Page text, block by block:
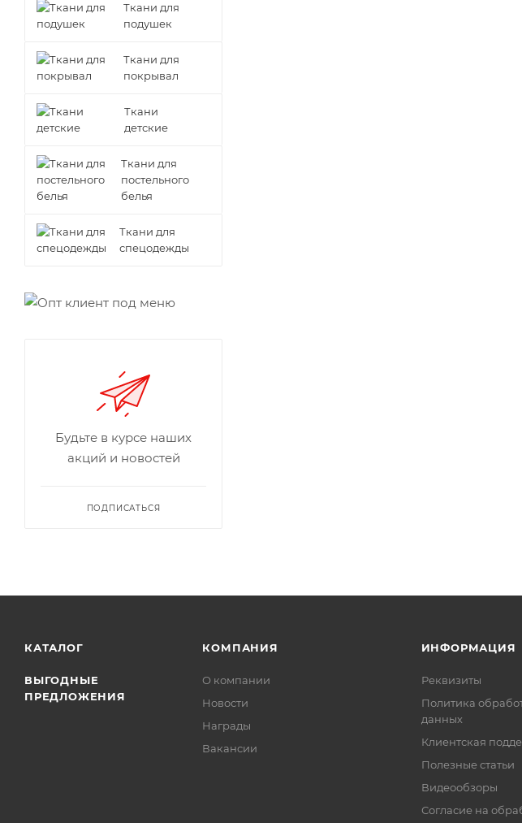
Ткани для
подушек
Ткани для
покрывал
Ткани
детские
Ткани для
постельного
белья
Ткани для
спецодежды
Будьте в курсе наших
акций и новостей
ПОДПИСАТЬСЯ
КАТАЛОГ
ВЫГОДНЫЕ
ПРЕДЛОЖЕНИЯ
КОМПАНИЯ
О компании
Новости
Награды
Вакансии
ИНФОРМАЦИЯ
Реквизиты
Политика
данных
Клиентская
Полезные статьи
Видеообзоры
Согласие на